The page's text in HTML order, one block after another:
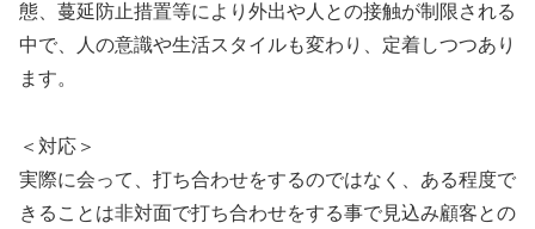
態、蔓延防止措置等により外出や人との接触が制限される
中で、人の意識や生活スタイルも変わり、定着しつつあり
ます。
＜対応＞
実際に会って、打ち合わせをするのではなく、ある程度で
きることは非対面で打ち合わせをする事で見込み顧客との